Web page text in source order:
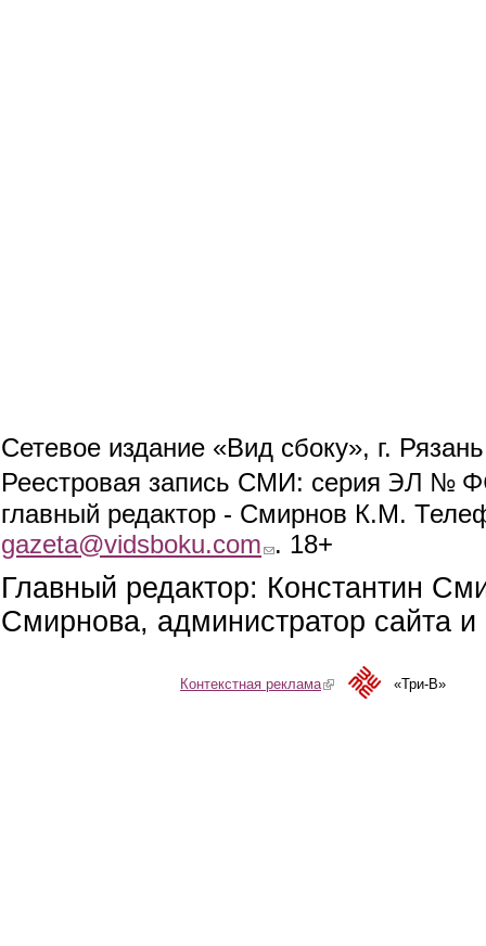
Сетевое издание «Вид сбоку», г.
Реестровая запись СМИ: серия ЭЛ №
главный редактор - Смирнов К.М.
gazeta@vidsboku.com (link sends e-mail)
. 18+
Главный редактор: Константин
Смирнова, администратор сайта
Контекстная реклама(link is external)«Три-В»